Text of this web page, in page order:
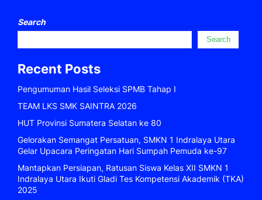
Search
Search
Recent Posts
Pengumuman Hasil Seleksi SPMB Tahap I
TEAM LKS SMK SAINTRA 2026
HUT Provinsi Sumatera Selatan ke 80
Gelorakan Semangat Persatuan, SMKN 1 Indralaya Utara
Gelar Upacara Peringatan Hari Sumpah Pemuda ke-97
Mantapkan Persiapan, Ratusan Siswa Kelas XII SMKN 1
Indralaya Utara Ikuti Gladi Tes Kompetensi Akademik (TKA)
2025